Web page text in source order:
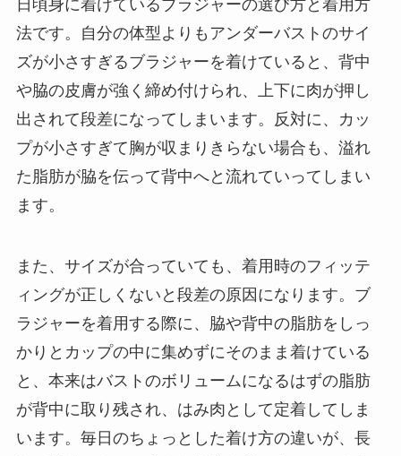
日頃身に着けているブラジャーの選び方と着用方
法です。自分の体型よりもアンダーバストのサイ
ズが小さすぎるブラジャーを着けていると、背中
や脇の皮膚が強く締め付けられ、上下に肉が押し
出されて段差になってしまいます。反対に、カッ
プが小さすぎて胸が収まりきらない場合も、溢れ
た脂肪が脇を伝って背中へと流れていってしまい
ます。
また、サイズが合っていても、着用時のフィッテ
ィングが正しくないと段差の原因になります。ブ
ラジャーを着用する際に、脇や背中の脂肪をしっ
かりとカップの中に集めずにそのまま着けている
と、本来はバストのボリュームになるはずの脂肪
が背中に取り残され、はみ肉として定着してしま
います。毎日のちょっとした着け方の違いが、長